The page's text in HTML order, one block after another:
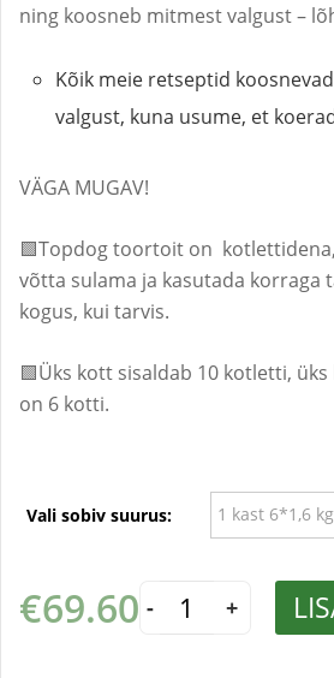
ning koosneb mitmest valgust –
Kõik meie retseptid
valgust, kuna usume, et
VÄGA MUGAV!
🟩Topdog toortoit on
võtta sulama ja kasutada korraga
kogus, kui tarvis.
🟩Üks kott sisaldab 10 kotletti,
on 6 kotti.
Vali sobiv suurus:
€69.60 -
Top
Dog
Salmon
and
+